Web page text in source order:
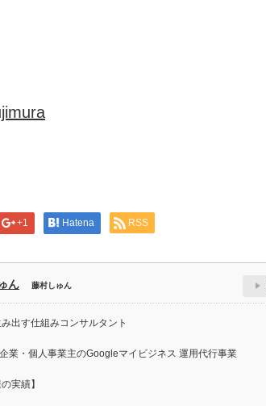
+1 Hatena RSS
ん 藤村しゅん
出す仕組みコンサルタント
業・個人事業主のGoogleマイビジネス 運用代行事業
実績】